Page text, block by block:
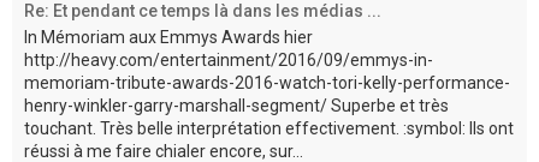
Re: Et pendant ce temps là dans les médias ...
In Mémoriam aux Emmys Awards hier
http://heavy.com/entertainment/2016/09/emmys-in-
memoriam-tribute-awards-2016-watch-tori-kelly-performance-
henry-winkler-garry-marshall-segment/ Superbe et très
touchant. Très belle interprétation effectivement. :symbol: Ils ont
réussi à me faire chialer encore, sur...